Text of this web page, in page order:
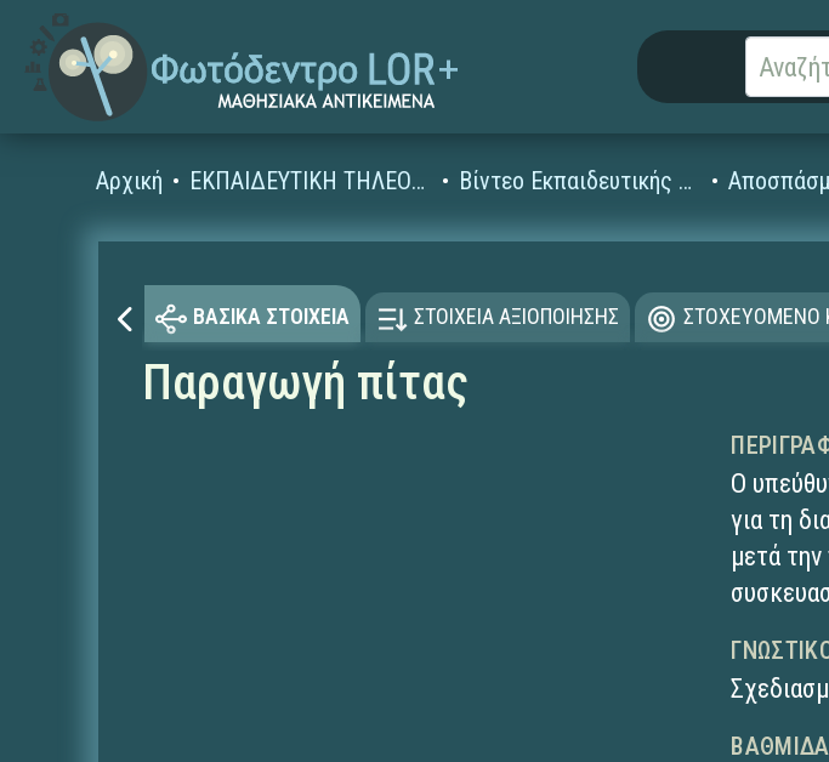
Αρχική ΕΚΠΑΙΔΕΥΤΙΚΗ ΤΗΛΕΟΡΑΣΗ (Ταινίες και βίντεο) Βίντεο Εκπαιδευτικής Τηλεόρασης
ΒΑΣΙΚΑ ΣΤΟΙΧΕΙΑ ΣΤΟΙΧΕΙΑ ΑΞΙΟΠΟΙΗΣΗΣ ΣΤΟΧΕΥΟΜΕΝΟ
Παραγωγή πίτας
O
για τη
μετά